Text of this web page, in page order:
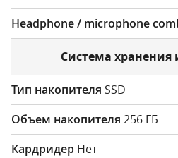
Система
SSD
256 ГБ
Нет